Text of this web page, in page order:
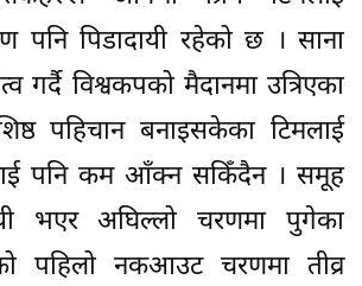
पनि पिडादायी रहेको छ । साना
गर्दै विश्वकपको मैदानमा उत्रिएका
पहिचान बनाइसकेका टिमलाई
पनि कम आँक्न सकिँदैन । समूह
भएर अघिल्लो चरणमा पुगेका
पहिलो नकआउट चरणमा तीव्र